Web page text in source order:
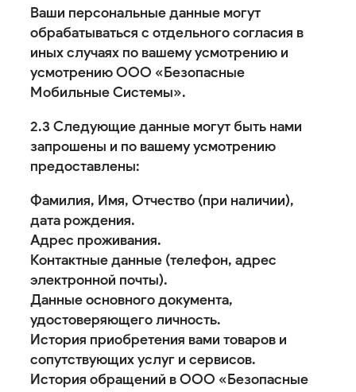
Ваши персональные данные могут
обрабатываться с отдельного согласия в
иных случаях по вашему усмотрению и
усмотрению ООО «Безопасные
Мобильные Системы».
2.3 Следующие данные могут быть нами
запрошены и по вашему усмотрению
предоставлены:
Фамилия, Имя, Отчество (при наличии),
дата рождения.
Адрес проживания.
Контактные данные (телефон, адрес
электронной почты).
Данные основного документа,
удостоверяющего личность.
История приобретения вами товаров и
сопутствующих услуг и сервисов.
История обращений в ООО «Безопасные